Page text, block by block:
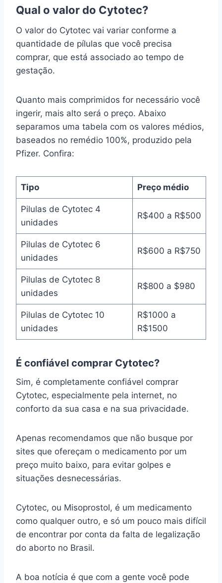
Qual o valor do Cytotec?
O valor do Cytotec vai variar conforme a
quantidade de pílulas que você precisa
comprar, que está associado ao tempo de
gestação.
Quanto mais comprimidos for necessário você
ingerir, mais alto será o preço. Abaixo
separamos uma tabela com os valores médios,
baseados no remédio 100%, produzido pela
Pfizer. Confira:
Tipo Preço médio
Pilulas de Cytotec 4
unidades
R$400 a R$500
Pilulas de Cytotec 6
unidades
R$600 a R$750
Pilulas de Cytotec 8
unidades
R$800 a $980
Pilulas de Cytotec 10
unidades
R$1000 a
R$1500
É confiável comprar Cytotec?
Sim, é completamente confiável comprar
Cytotec, especialmente pela internet, no
conforto da sua casa e na sua privacidade.
Apenas recomendamos que não busque por
sites que ofereçam o medicamento por um
preço muito baixo, para evitar golpes e
situações desnecessárias.
Cytotec, ou Misoprostol, é um medicamento
como qualquer outro, e só um pouco mais difícil
de encontrar por conta da falta de legalização
do aborto no Brasil.
A boa notícia é que com a gente você pode